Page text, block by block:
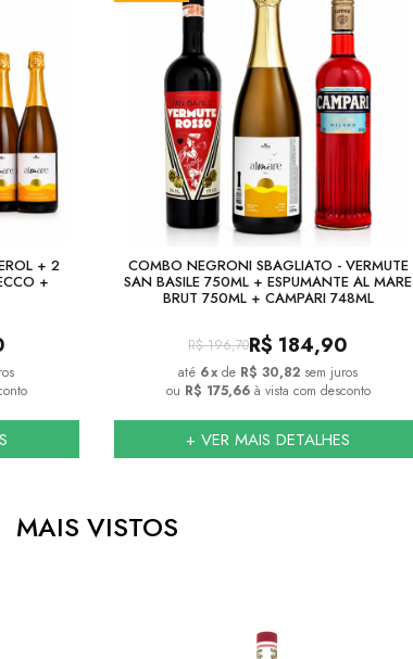
+ 2
+
COMBO NEGRONI SBAGLIATO - VERMUTE
SAN BASILE 750ML + ESPUMANTE AL MARE
BRUT 750ML + CAMPARI 748ML
R$ 196,70R$ 184,90
6x de R$ 30,82 sem juros
ou R$ 175,66à vista com desconto
+ VER MAIS DETALHES
MAIS VISTOS